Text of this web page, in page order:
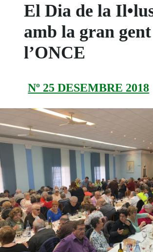
El Dia de la
amb la gran
l’ONCE
Nº 25 DESEMBRE 2018